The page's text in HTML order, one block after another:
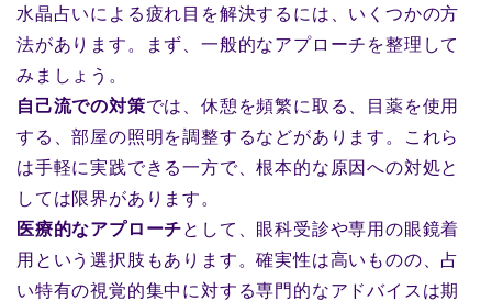
水晶占いによる疲れ目を解決するには、いくつかの方
法があります。まず、一般的なアプローチを整理して
みましょう。
自己流での対策では、休憩を頻繁に取る、目薬を使用
する、部屋の照明を調整するなどがあります。これら
は手軽に実践できる一方で、根本的な原因への対処と
しては限界があります。
医療的なアプローチとして、眼科受診や専用の眼鏡着
用という選択肢もあります。確実性は高いものの、占
い特有の視覚的集中に対する専門的なアドバイスは期